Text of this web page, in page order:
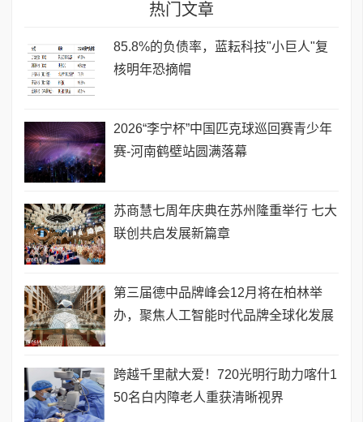
热门文章
85.8%的负债率，蓝耘科技"小巨人"复
核明年恐摘帽
2026“李宁杯”中国匹克球巡回赛青少年
赛-河南鹤壁站圆满落幕
苏商慧七周年庆典在苏州隆重举行 七大
联创共启发展新篇章
第三届德中品牌峰会12月将在柏林举
办，聚焦人工智能时代品牌全球化发展
跨越千里献大爱！720光明行助力喀什1
50名白内障老人重获清晰视界